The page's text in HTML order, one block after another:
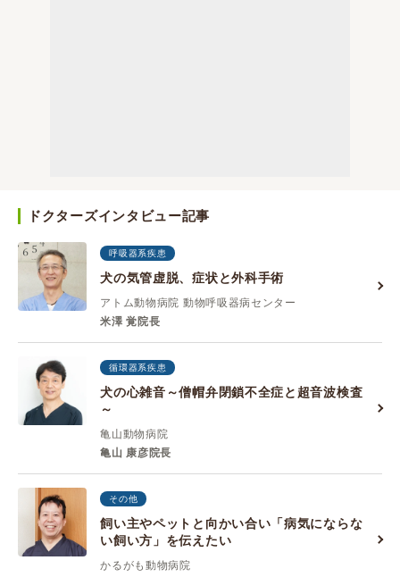
ドクターズインタビュー記事
呼吸器系疾患
犬の気管虚脱、症状と外科手術
アトム動物病院 動物呼吸器病センター
米澤 覚院長
循環器系疾患
犬の心雑音～僧帽弁閉鎖不全症と超音波検査
～
亀山動物病院
亀山 康彦院長
その他
飼い主やペットと向かい合い「病気にならな
い飼い方」を伝えたい
かるがも動物病院